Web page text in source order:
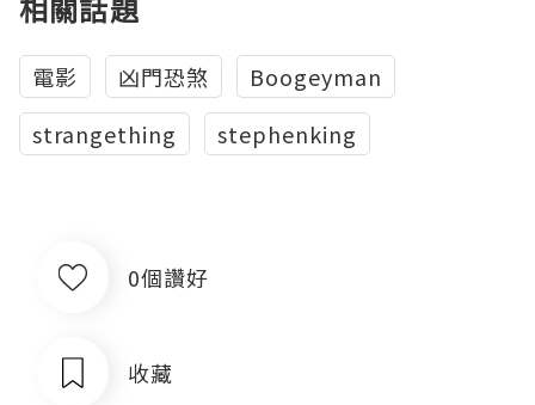
相關話題
電影 凶門恐煞
Boogeyman
strangething
stephenking
0個讚好
收藏